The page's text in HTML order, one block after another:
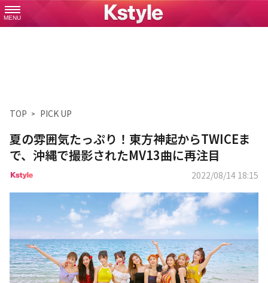
MENU
TOP PICK UP
夏の雰囲気たっぷり！東方神起からTWICEま
で、沖縄で撮影されたMV13曲に再注目
2022/08/14 18:15